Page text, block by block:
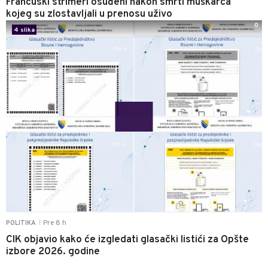
kojeg su zlostavljali u prenosu uživo
POLITIKA Pre 8 h
CIK objavio kako će izgledati glasački listići za Opšte
izbore 2026. godine
4 slika
0